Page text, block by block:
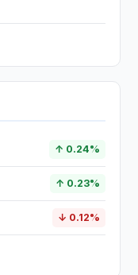
↑ 0.24%
↑ 0.23%
↓ 0.12%